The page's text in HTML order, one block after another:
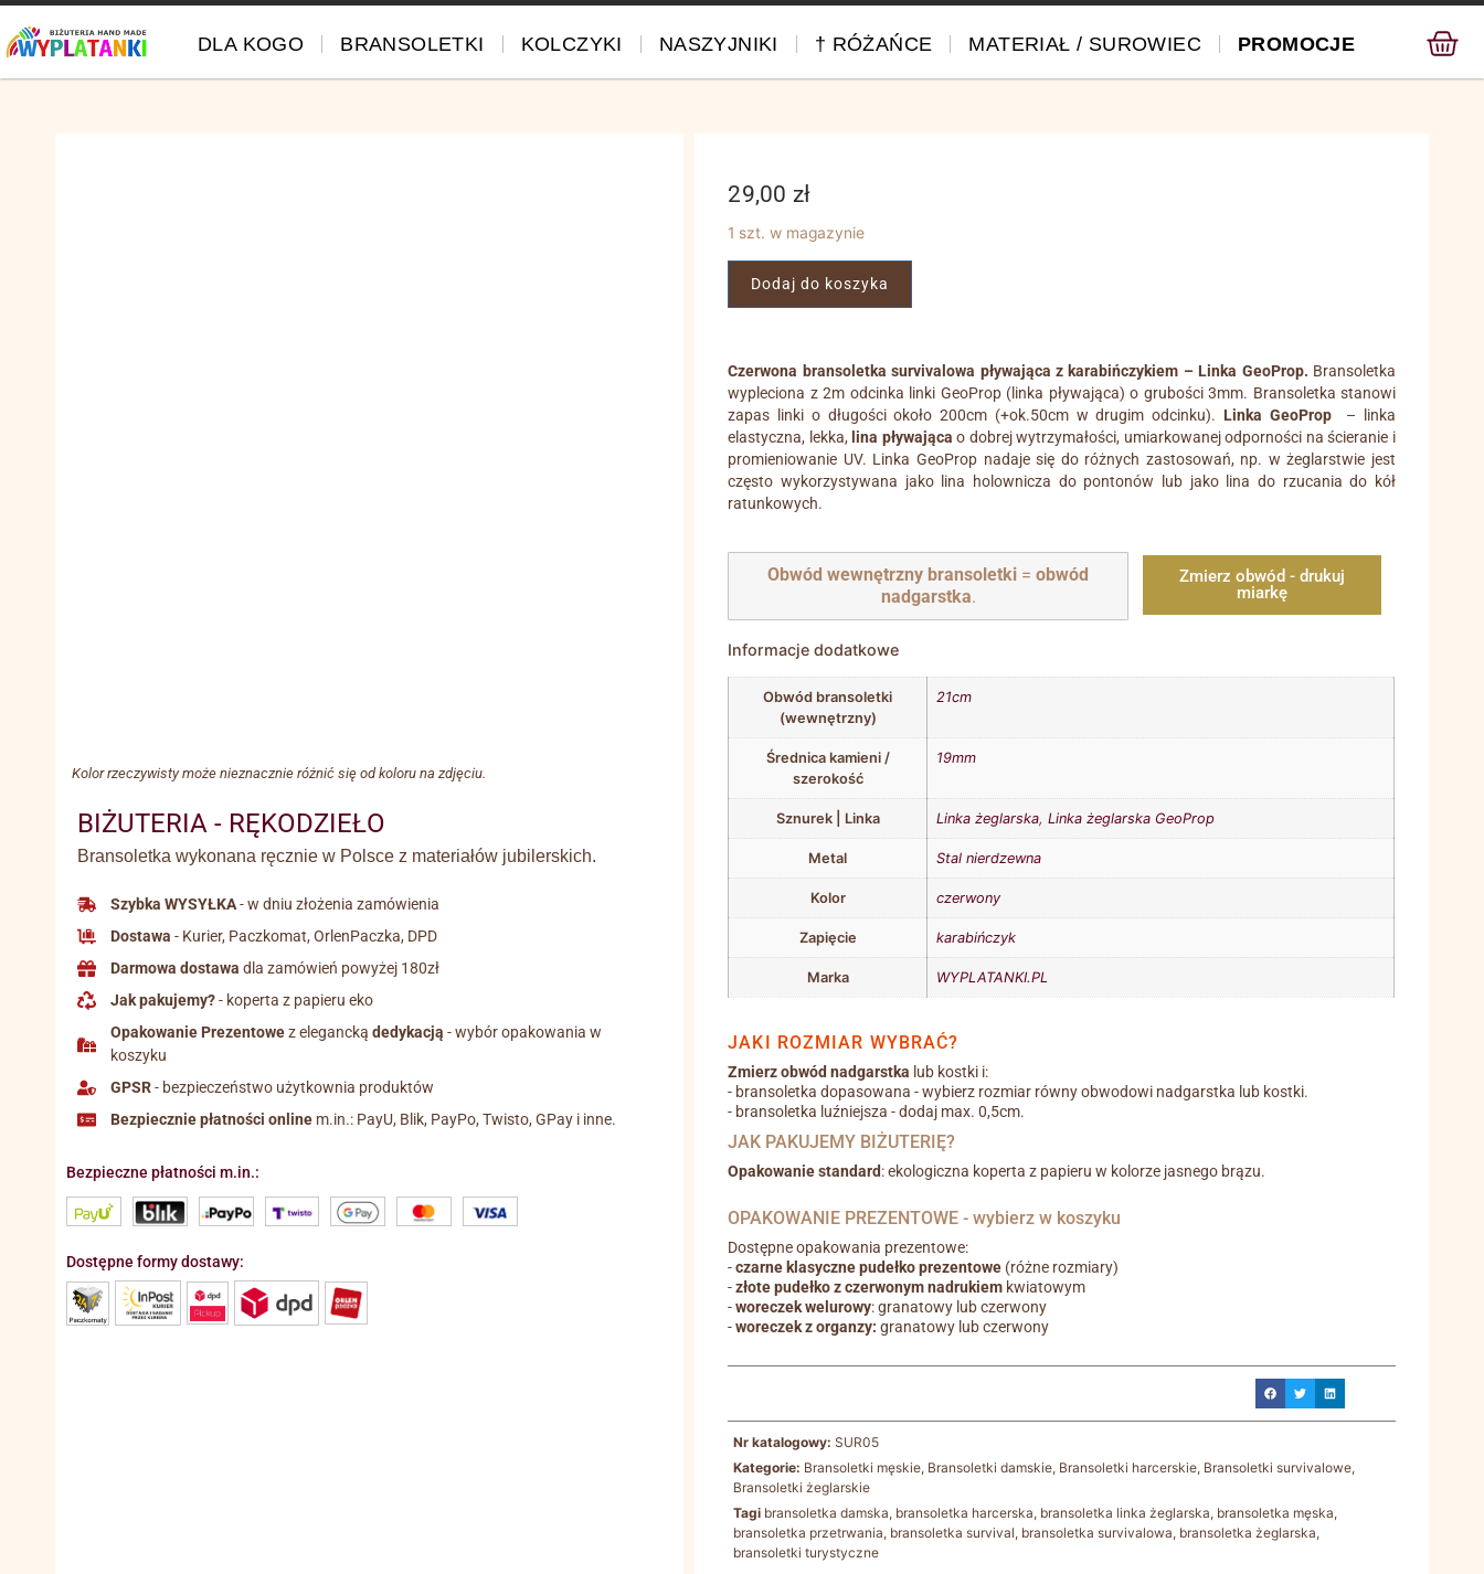
DLA KOGO BRANSOLETKI KOLCZYKI NASZYJNIKI † RÓŻAŃCE MATERIAŁ / SUROWIEC PROMOCJE
Kolor rzeczywisty może nieznacznie różnić się od koloru na zdjęciu.
BIŻUTERIA - RĘKODZIEŁO
Bransoletka wykonana ręcznie w Polsce z materiałów jubilerskich.
Szybka WYSYŁKA- w dniu złożenia zamówienia
Dostawa - Kurier, Paczkomat, OrlenPaczka, DPD
Darmowa dostawa dla zamówień powyżej 180zł
Jak pakujemy?- koperta z papieru eko
Opakowanie Prezentowez eleganckądedykacją - wybór opakowania w
koszyku
GPSR- bezpieczeństwo użytkownia produktów
Bezpiecznie płatności online m.in.: PayU, Blik, PayPo, Twisto, GPay i inne.
Bezpieczne płatności m.in.:
Dostępne formy dostawy:
29,00 zł
1 szt. w magazynie
Dodaj do koszyka
Czerwona bransoletka survivalowa pływająca z karabińczykiem – Linka GeoProp. Bransoletka
wypleciona z 2m odcinka linki GeoProp (linka pływająca) o grubości 3mm. Bransoletka stanowi
zapas linki o długości około 200cm (+ok.50cm w drugim odcinku). Linka GeoProp– linka
elastyczna, lekka,lina pływająca o dobrej wytrzymałości, umiarkowanej odporności na ścieranie i
promieniowanie UV. Linka GeoProp nadaje się do różnych zastosowań, np. w żeglarstwie jest
często wykorzystywana jako lina holownicza do pontonów lub jako lina do rzucania do kół
ratunkowych.
Obwód wewnętrzny bransoletki =obwód
nadgarstka.
Zmierz obwód - drukuj
miarkę
Informacje dodatkowe
Obwód bransoletki
(wewnętrzny)
21cm
Średnica kamieni /
szerokość
19mm
Sznurek | Linka Linka żeglarska,Linka żeglarska GeoProp
Metal Stal nierdzewna
Kolor czerwony
Zapięcie karabińczyk
Marka WYPLATANKI.PL
JAKI ROZMIAR WYBRAĆ?
Zmierz obwód nadgarstka lub kostki i:
- bransoletka dopasowana - wybierz rozmiar równy obwodowi nadgarstka lub kostki.
- bransoletka luźniejsza - dodaj max. 0,5cm.
JAK PAKUJEMY BIŻUTERIĘ?
Opakowanie standard: ekologiczna koperta z papieru w kolorze jasnego brązu.
OPAKOWANIE PREZENTOWE - wybierz w koszyku
Dostępne opakowania prezentowe:
-czarne klasyczne pudełko prezentowe (różne rozmiary)
-złote pudełko z czerwonym nadrukiem kwiatowym
-woreczek welurowy: granatowy lub czerwony
-woreczek z organzy: granatowy lub czerwony
Nr katalogowy:SUR05
Kategorie: Bransoletki męskie, Bransoletki damskie, Bransoletki harcerskie, Bransoletki survivalowe,
Bransoletki żeglarskie
Tagi bransoletka damska, bransoletka harcerska, bransoletka linka żeglarska, bransoletka męska,
bransoletka przetrwania, bransoletka survival, bransoletka survivalowa, bransoletka żeglarska,
bransoletki turystyczne